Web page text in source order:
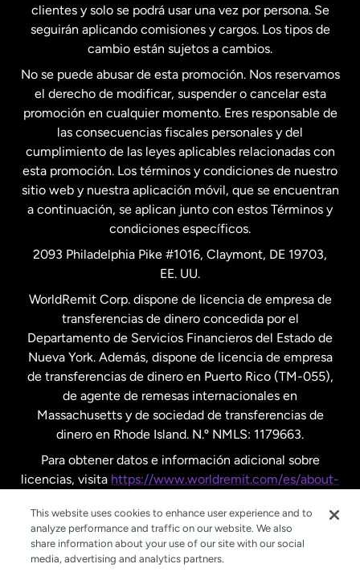
Estados Unidos Español
Francia
Malasia
Nueva Zelanda
Países Bajos
Suecia
clientes y solo se podrá usar una vez por persona. Se
seguirán aplicando comisiones y cargos. Los tipos de
cambio están sujetos a cambios.
No se puede abusar de esta promoción. Nos reservamos
el derecho de modificar, suspender o cancelar esta
promoción en cualquier momento. Eres responsable de
las consecuencias fiscales personales y del
cumplimiento de las leyes aplicables relacionadas con
esta promoción. Los términos y condiciones de nuestro
sitio web y nuestra aplicación móvil, que se encuentran
a continuación, se aplican junto con estos Términos y
condiciones específicos.
2093 Philadelphia Pike #1016, Claymont, DE 19703,
EE. UU.
WorldRemit Corp. dispone de licencia de empresa de
transferencias de dinero concedida por el
Departamento de Servicios Financieros del Estado de
Nueva York. Además, dispone de licencia de empresa
de transferencias de dinero en Puerto Rico (TM-055),
de agente de remesas internacionales en
Massachusetts y de sociedad de transferencias de
dinero en Rhode Island. N.º NMLS: 1179663.
Para obtener datos e información adicional sobre
licencias, visita https://www.worldremit.com/es/about-
This website uses cookies to enhance user experience and to
analyze performance and traffic on our website. We also
share information about your use of our site with our social
media, advertising and analytics partners.